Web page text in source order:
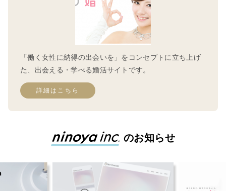
「働く女性に納得の出会いを」をコンセプトに立ち上げ
た、出会える・学べる婚活サイトです。
詳細はこちら
のお知らせ